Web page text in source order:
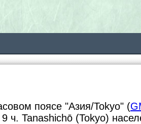
поясе "Азия/Tokyo" (
9 ч. Tanashichō (Tokyo)